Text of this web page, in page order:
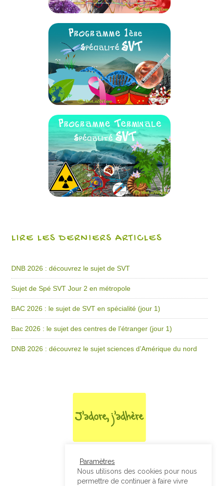
LIRE LES DERNIERS ARTICLES
DNB 2026 : découvrez le sujet de SVT
Sujet de Spé SVT Jour 2 en métropole
BAC 2026 : le sujet de SVT en spécialité (jour 1)
Bac 2026 : le sujet des centres de l’étranger (jour 1)
DNB 2026 : découvrez le sujet sciences d’Amérique du nord
Paramètres
Nous utilisons des cookies pour nous
permettre de continuer à faire vivre